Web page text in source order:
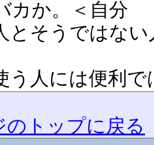
カか。＜自分
とそうではな
う人には便利で
トップに戻る